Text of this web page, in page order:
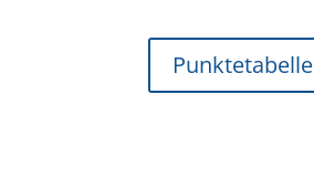
Punktetabelle